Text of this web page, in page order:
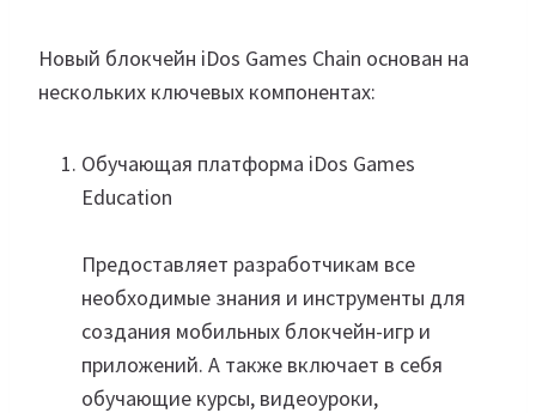
Новый блокчейн iDos Games Chain основан на
нескольких ключевых компонентах:
Обучающая платформа iDos Games
Education
Предоставляет разработчикам все
необходимые знания и инструменты для
создания мобильных блокчейн-игр и
приложений. А также включает в себя
обучающие курсы, видеоуроки,